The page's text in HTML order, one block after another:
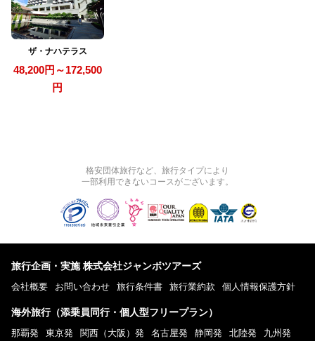
ザ・ナハテラス
48,200円～172,500
円
格安団体旅行など、旅行タイプにより
一部利用できないコースがございます。
旅行企画・実施 株式会社ジャンボツアーズ
会社概要 お問い合わせ 旅行条件書 旅行業約款 個人情報保護方針
海外旅行（添乗員同行・個人型フリープラン）
那覇発 東京発 関西（大阪）発 名古屋発 静岡発 北陸発 九州発